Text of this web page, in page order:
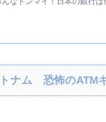
ナム 恐怖のATM